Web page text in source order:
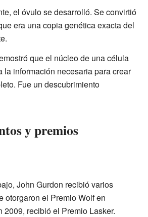
el óvulo se desarrolló. Se convirtió
era una copia genética exacta del
que el núcleo de una célula
la información necesaria para crear
Fue un descubrimiento
y premios
John Gurdon recibió varios
otorgaron el Premio Wolf en
2009, recibió el Premio Lasker.